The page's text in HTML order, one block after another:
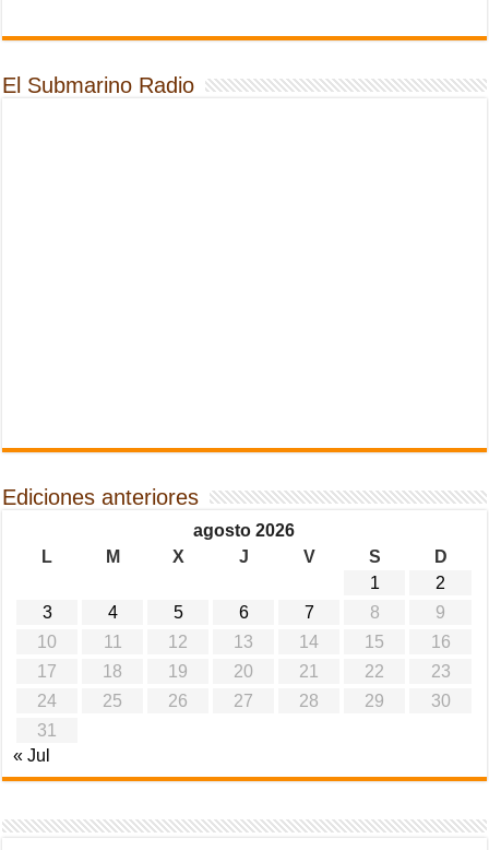
El Submarino Radio
Ediciones anteriores
agosto 2026
L
M X J V S
D
1
2
3
4 5 6 7 8
9
10
11 12 13 14 15
16
17
18 19 20 21 22
23
24
25 26 27 28 29
30
31
« Jul